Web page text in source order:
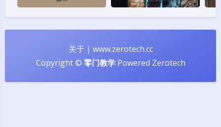
5？
关于| www.zerotech.cc
Copyright © 零门教学Powered Zerotech